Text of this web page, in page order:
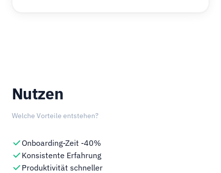
Nutzen
Welche Vorteile entstehen?
Onboarding-Zeit -40%
Konsistente Erfahrung
Produktivität schneller